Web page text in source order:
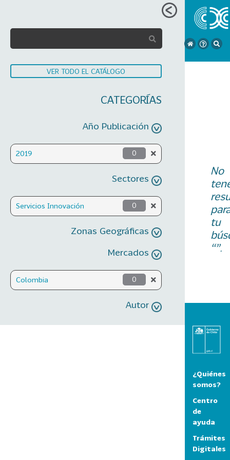
VER TODO EL CATÁLOGO
CATEGORÍAS
Año Publicación
2019 0
Sectores
Servicios Innovación 0
Zonas Geográficas
Mercados
Colombia 0
Autor
No
tu
“”.
¿Quiénes
somos?
Centro
de
ayuda
Trámites
Digitales